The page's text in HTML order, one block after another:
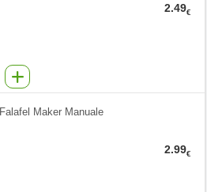
2.49€
Falafel Maker Manuale
2.99€